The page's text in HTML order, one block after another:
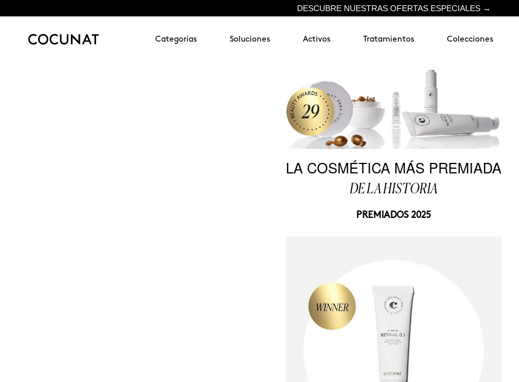
DESCUBRE NUESTRAS OFERTAS ESPECIALES →
Categorías Soluciones Activos Tratamientos Colecciones
LA COSMÉTICA MÁS PREMIADA
DE LA HISTORIA
PREMIADOS 2025